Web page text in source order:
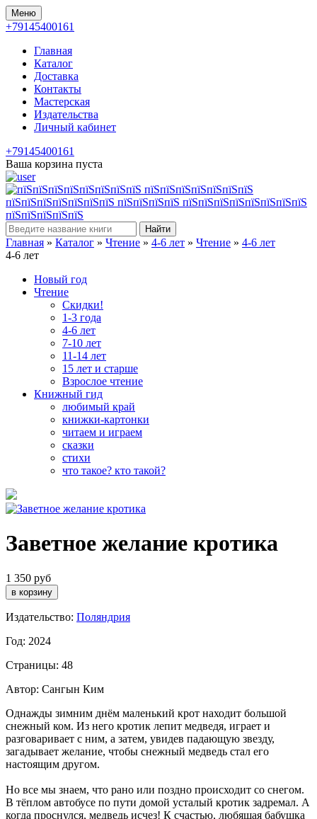
Меню
+79145400161
Главная
Каталог
Доставка
Контакты
Мастерская
Издательства
Личный кабинет
+79145400161
Ваша корзина пуста
Найти
Главная » Каталог » Чтение » 4-6 лет » Чтение » 4-6 лет
4-6 лет
Новый год
Чтение
Скидки!
1-3 года
4-6 лет
7-10 лет
11-14 лет
15 лет и старше
Взрослое чтение
Книжный гид
любимый край
книжки-картонки
читаем и играем
сказки
стихи
что такое? кто такой?
Заветное желание кротика
1 350 руб
Издательство: Поляндрия
Год: 2024
Страницы: 48
Автор: Сангын Ким
Однажды зимним днём маленький крот находит большой
снежный ком. Из него кротик лепит медведя, играет и
разговаривает с ним, а затем, увидев падающую звезду,
загадывает желание, чтобы снежный медведь стал его
настоящим другом.
Но все мы знаем, что рано или поздно происходит со снегом.
В тёплом автобусе по пути домой усталый кротик задремал. А
когда проснулся, медведь исчез! К счастью, любящая бабушка